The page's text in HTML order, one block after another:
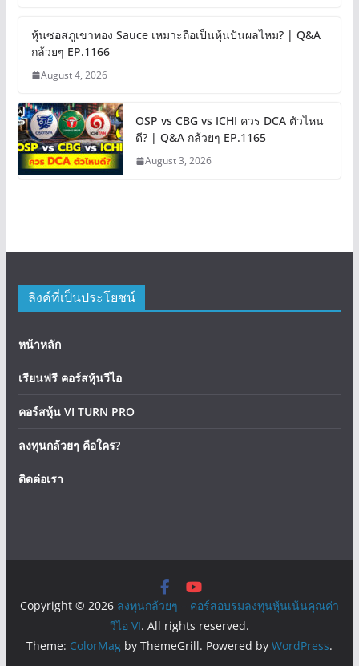
หุ้นซอสภูเขาทอง Sauce เหมาะถือเป็นหุ้นปันผลไหม? | Q&A
กล้วยๆ EP.1166
August 4, 2026
OSP vs CBG vs ICHI ควร DCA ตัวไหน
ดี? | Q&A กล้วยๆ EP.1165
August 3, 2026
ลิงค์ที่เป็นประโยชน์
หน้าหลัก
เรียนฟรี คอร์สหุ้นวีไอ
คอร์สหุ้น VI TURN PRO
ลงทุนกล้วยๆ คือใคร?
ติดต่อเรา
Copyright © 2026 ลงทุนกล้วยๆ – คอร์สอบรมลงทุนหุ้นเน้นคุณค่า
วีไอ VI. All rights reserved.
Theme: ColorMagby ThemeGrill. Powered by WordPress.